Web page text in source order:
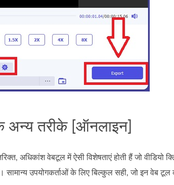
अन्य तरीके [ऑनलाइन]
अधिकांश वेबटूल में ऐसी विशेषताएं होती हैं जो वीडियो
उपयोगकर्ताओं के लिए बिल्कुल सही, जो इन वेब टूल